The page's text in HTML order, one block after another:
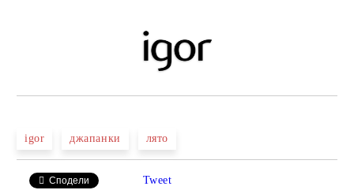
igor джапанки лято
Сподели Tweet